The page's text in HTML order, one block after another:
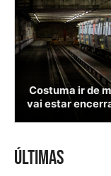
Costuma ir de
vai estar
ÚLTIMAS